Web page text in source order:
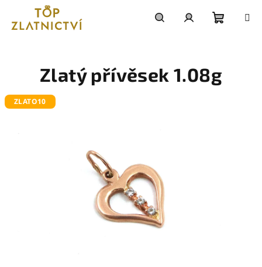
obsah
košík
Zlatý přívěsek 1.08g
ZLATO10